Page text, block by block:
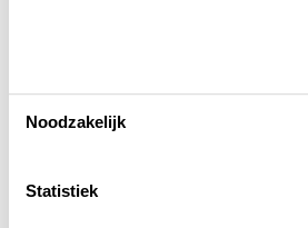
Keuken
Badkamer
Noodzakelijk
Statistiek